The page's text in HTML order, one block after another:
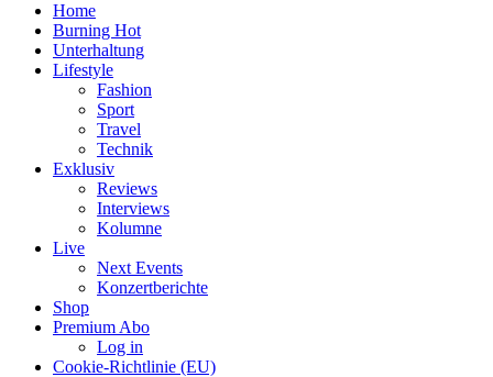
Home
Burning Hot
Unterhaltung
Lifestyle
Fashion
Sport
Travel
Technik
Exklusiv
Reviews
Interviews
Kolumne
Live
Next Events
Konzertberichte
Shop
Premium Abo
Log in
Cookie-Richtlinie (EU)